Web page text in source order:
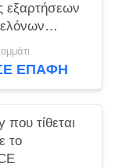
εξαρτήσεων
ΕΠΑΦΉ
τίθεται
το